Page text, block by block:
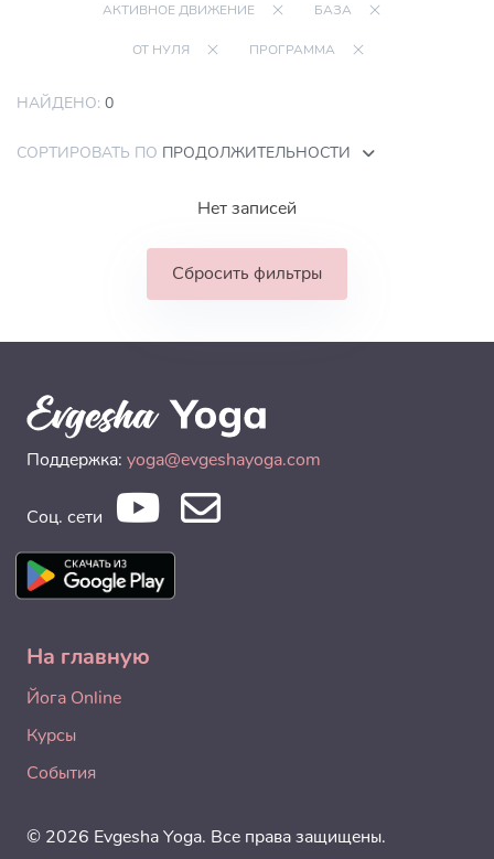
АКТИВНОЕ ДВИЖЕНИЕ БАЗА
ОТ НУЛЯ ПРОГРАММА
НАЙДЕНО: 0
СОРТИРОВАТЬ ПО ПРОДОЛЖИТЕЛЬНОСТИ
Нет записей
Сбросить фильтры
Поддержка: yoga@evgeshayoga.com
Соц. сети
На главную
Йога Online
Курсы
События
© 2026 Evgesha Yoga. Все права защищены.